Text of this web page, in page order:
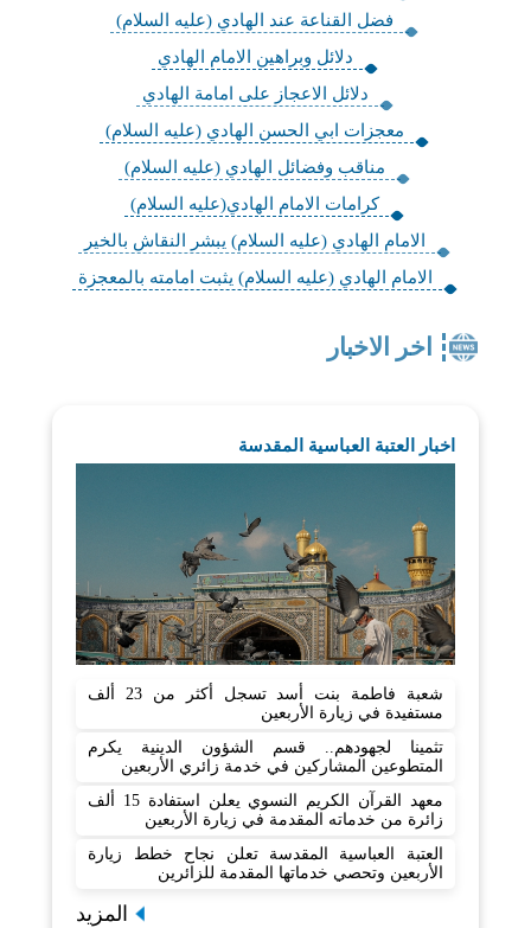
فضل القناعة عند الهادي (عليه السلام)
دلائل وبراهين الامام الهادي
دلائل الاعجاز على امامة الهادي
معجزات ابي الحسن الهادي (عليه السلام)
مناقب وفضائل الهادي (عليه السلام)
كرامات الامام الهادي(عليه السلام)
الامام الهادي (عليه السلام) يبشر النقاش بالخير
الامام الهادي (عليه السلام) يثبت امامته بالمعجزة
اخر الاخبار
اخبار العتبة العباسية المقدسة
شعبة فاطمة بنت أسد تسجل أكثر من 23 ألف
مستفيدة في زيارة الأربعين
تثمينا لجهودهم.. قسم الشؤون الدينية يكرم
المتطوعين المشاركين في خدمة زائري الأربعين
معهد القرآن الكريم النسوي يعلن استفادة 15 ألف
زائرة من خدماته المقدمة في زيارة الأربعين
العتبة العباسية المقدسة تعلن نجاح خطط زيارة
الأربعين وتحصي خدماتها المقدمة للزائرين
المزيد